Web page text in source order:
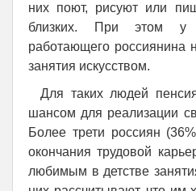
них поют, рисуют или
близких. При этом у
работающего россиянина
занятия искусством.
Для таких людей
шансом для реализации
Более трети россиян
окончания трудовой
любимым в детстве